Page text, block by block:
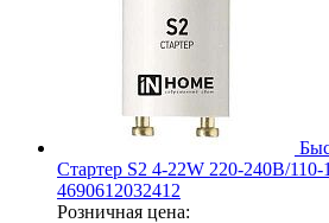
Стартер S2 4-22W 220-240В/
4690612032412
Розничная цена: